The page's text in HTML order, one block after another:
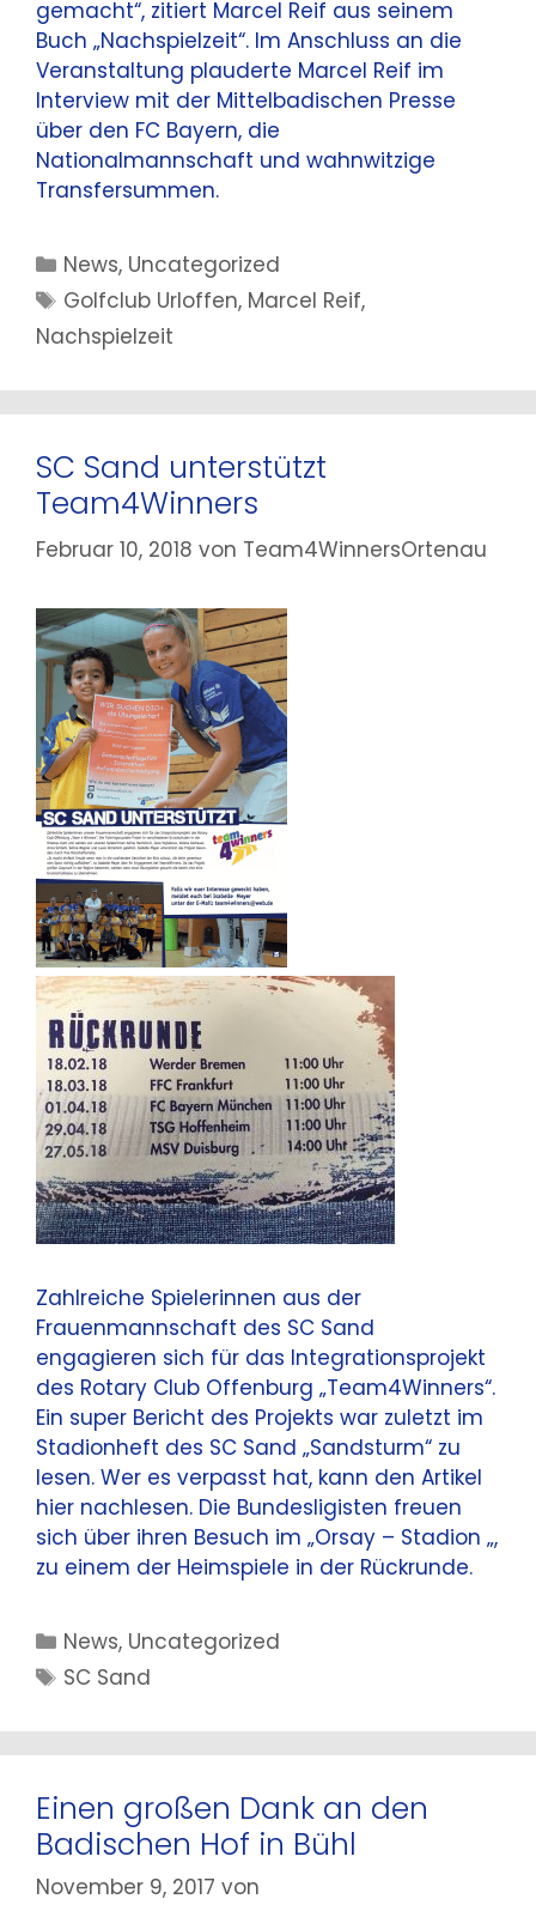
gemacht“, zitiert Marcel Reif aus seinem
Buch „Nachspielzeit“. Im Anschluss an die
Veranstaltung plauderte Marcel Reif im
Interview mit der Mittelbadischen Presse
über den FC Bayern, die
Nationalmannschaft und wahnwitzige
Transfersummen.
Kategorien
News, Uncategorized
Schlagwörter
Golfclub Urloffen, Marcel Reif,
Nachspielzeit
SC Sand unterstützt
Team4Winners
Februar 10, 2018 von Team4WinnersOrtenau
Zahlreiche Spielerinnen aus der
Frauenmannschaft des SC Sand
engagieren sich für das Integrationsprojekt
des Rotary Club Offenburg „Team4Winners“.
Ein super Bericht des Projekts war zuletzt im
Stadionheft des SC Sand „Sandsturm“ zu
lesen. Wer es verpasst hat, kann den Artikel
hier nachlesen. Die Bundesligisten freuen
sich über ihren Besuch im „Orsay – Stadion „,
zu einem der Heimspiele in der Rückrunde.
Kategorien
News, Uncategorized
Schlagwörter
SC Sand
Einen großen Dank an den
Badischen Hof in Bühl
November 9, 2017 von